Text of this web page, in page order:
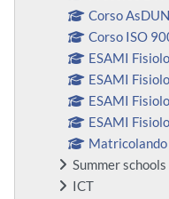
Corso
Corso ISO
ESAMI
ESAMI
ESAMI
ESAMI
Matricolando
Summer schools
ICT